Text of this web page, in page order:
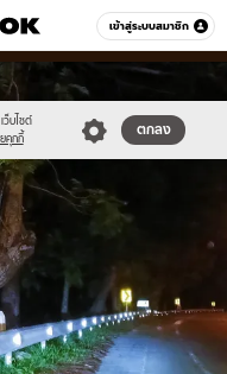
เข้าสู่ระบบสมาชิก
หมวดอื่นๆ
ว็บไซต์
คุกกี้
ตกลง